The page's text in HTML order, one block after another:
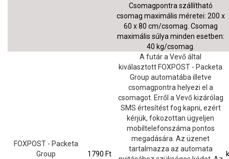
Csomagpontra szállítható
csomag maximális méretei: 200 x
60 x 80 cm/csomag. Csomag
maximális súlya minden esetben:
40 kg/csomag.
FOXPOST - Packeta
Group
1790 Ft
A futár a Vevő által
kiválasztott FOXPOST - Packeta
Group automatába illetve
csomagpontra helyezi el a
csomagot. Erről a Vevő kizárólag
SMS értesítést fog kapni, ezért
kérjük, fokozottan ügyeljen
mobiltelefonszáma pontos
megadására. Az üzenet
tartalmazza az automata